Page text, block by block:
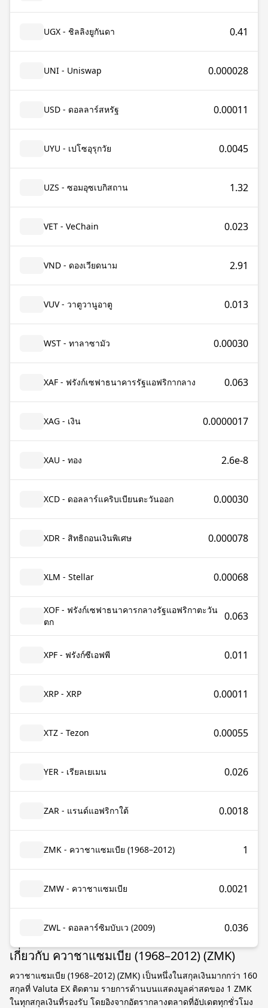
UGX - ชิลลิงยูกันดา 0.41
UNI - Uniswap 0.000028
USD - ดอลลาร์สหรัฐ 0.00011
UYU - เปโซอุรุกวัย 0.0045
UZS - ซอมอุซเบกิสถาน 1.32
VET - VeChain 0.023
VND - ดองเวียดนาม 2.91
VUV - วาตูวานูอาตู 0.013
WST - ทาลาซามัว 0.00030
XAF - ฟรังก์เซฟาธนาคารรัฐแอฟริกากลาง 0.063
XAG - เงิน 0.0000017
XAU - ทอง 2.6e-8
XCD - ดอลลาร์แคริบเบียนตะวันออก 0.00030
XDR - สิทธิถอนเงินพิเศษ 0.000078
XLM - Stellar 0.00068
XOF - ฟรังก์เซฟาธนาคารกลางรัฐแอฟริกาตะวัน
ตก
0.063
XPF - ฟรังก์ซีเอฟพี 0.011
XRP - XRP 0.00011
XTZ - Tezon 0.00055
YER - เรียลเยเมน 0.026
ZAR - แรนด์แอฟริกาใต้ 0.0018
ZMK - ควาชาแซมเบีย (1968–2012) 1
ZMW - ควาชาแซมเบีย 0.0021
ZWL - ดอลลาร์ซิมบับเว (2009) 0.036
เกี่ยวกับ ควาชาแซมเบีย (1968–2012) (ZMK)
ควาชาแซมเบีย (1968–2012) (ZMK) เป็นหนึ่งในสกุลเงินมากกว่า 160
สกุลที่ Valuta EX ติดตาม รายการด้านบนแสดงมูลค่าสดของ 1 ZMK
ในทุกสกุลเงินที่รองรับ โดยอิงจากอัตรากลางตลาดที่อัปเดตทุกชั่วโมง